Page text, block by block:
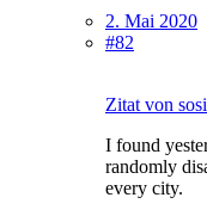
2. Mai 2020
#82
Zitat von
I found
randomly
every city.